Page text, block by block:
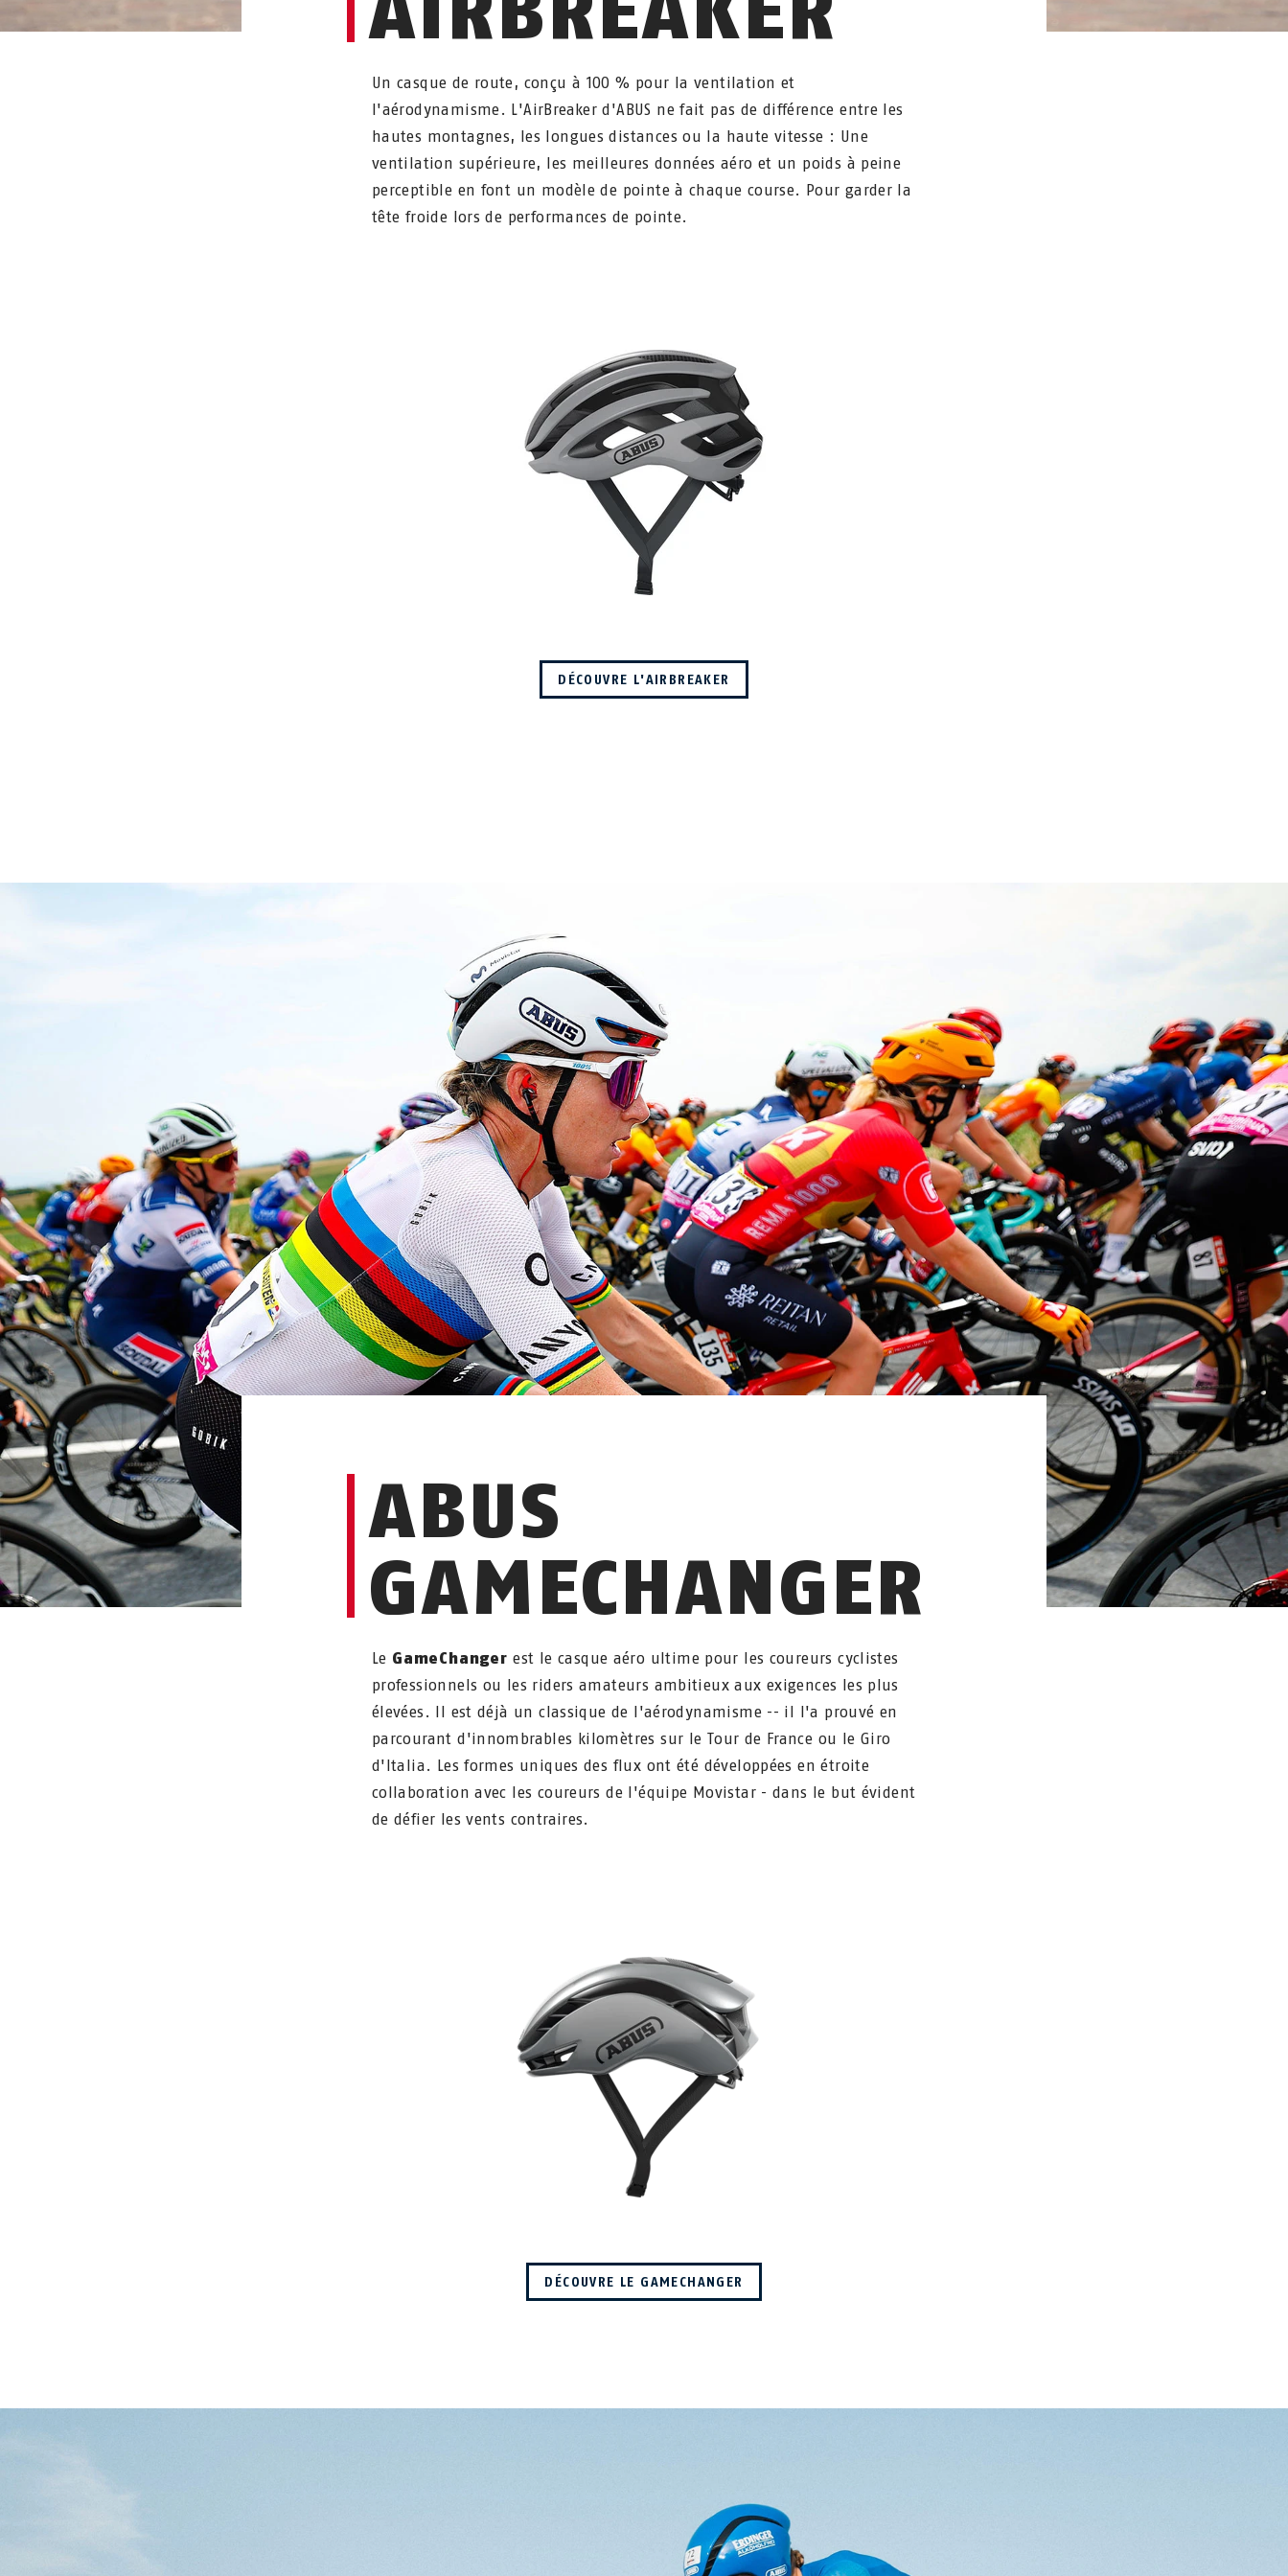
Un casque de route, conçu à 100 % pour la ventilation et
l'aérodynamisme. L'AirBreaker d'ABUS ne fait pas de différence entre les
hautes montagnes, les longues distances ou la haute vitesse : Une
ventilation supérieure, les meilleures données aéro et un poids à peine
perceptible en font un modèle de pointe à chaque course. Pour garder la
tête froide lors de performances de pointe.
DÉCOUVRE L'AIRBREAKER
ABUS
GAMECHANGER
Le GameChanger est le casque aéro ultime pour les coureurs cyclistes
professionnels ou les riders amateurs ambitieux aux exigences les plus
élevées. Il est déjà un classique de l'aérodynamisme -- il l'a prouvé en
parcourant d'innombrables kilomètres sur le Tour de France ou le Giro
d'Italia. Les formes uniques des flux ont été développées en étroite
collaboration avec les coureurs de l'équipe Movistar - dans le but évident
de défier les vents contraires.
DÉCOUVRE LE GAMECHANGER